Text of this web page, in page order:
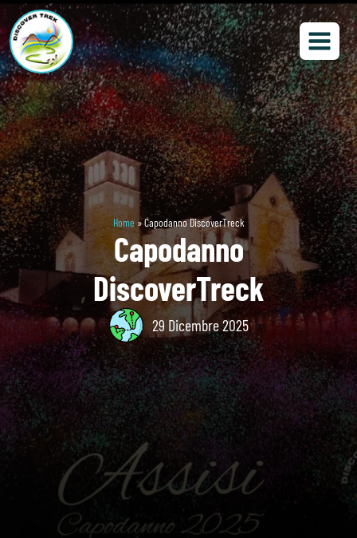
Home »Capodanno DiscoverTreck
Capodanno
DiscoverTreck
29 Dicembre 2025